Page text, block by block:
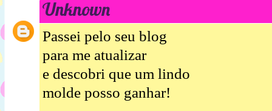
Unknown
Passei pelo seu blog
para me atualizar
e descobri que um lindo
molde posso ganhar!